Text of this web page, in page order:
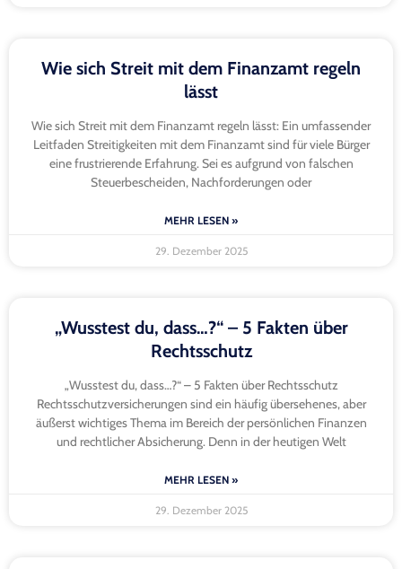
Wie sich Streit mit dem Finanzamt regeln
lässt
Wie sich Streit mit dem Finanzamt regeln lässt: Ein umfassender
Leitfaden Streitigkeiten mit dem Finanzamt sind für viele Bürger
eine frustrierende Erfahrung. Sei es aufgrund von falschen
Steuerbescheiden, Nachforderungen oder
MEHR LESEN »
29. Dezember 2025
„Wusstest du, dass…?“ – 5 Fakten über
Rechtsschutz
„Wusstest du, dass…?“ – 5 Fakten über Rechtsschutz
Rechtsschutzversicherungen sind ein häufig übersehenes, aber
äußerst wichtiges Thema im Bereich der persönlichen Finanzen
und rechtlicher Absicherung. Denn in der heutigen Welt
MEHR LESEN »
29. Dezember 2025